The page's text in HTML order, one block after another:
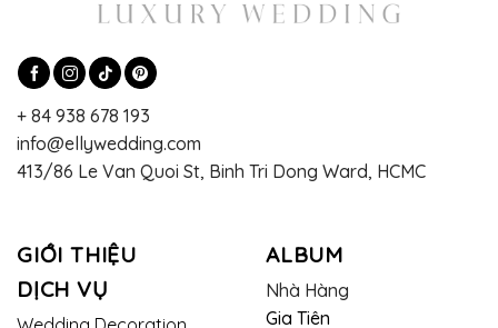
+ 84 938 678 193
info@ellywedding.com
413/86 Le Van Quoi St, Binh Tri Dong Ward, HCMC
GIỚI THIỆU
DỊCH VỤ
ALBUM
Nhà Hàng
Gia Tiên